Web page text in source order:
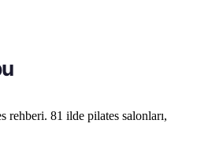
rehberi. 81 ilde pilates salonları,